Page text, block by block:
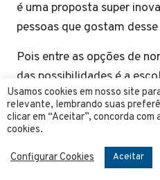
é uma proposta super
pessoas que gostam
Pois entre as opções de
das possibilidades é a
fáceis de memorizar, o
clientes se lembrem
mesmo se lembrem com
outros clientes.
Usamos cookies em nosso site
relevante, lembrando suas
clicar em “Aceitar”, concorda com
cookies.
Configurar Cookies Aceitar